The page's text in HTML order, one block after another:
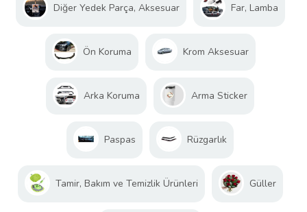
Diğer Yedek Parça, Aksesuar Far, Lamba
Ön Koruma Krom Aksesuar
Arka Koruma Arma Sticker
Paspas Rüzgarlık
Tamir, Bakım ve Temizlik Ürünleri Güller